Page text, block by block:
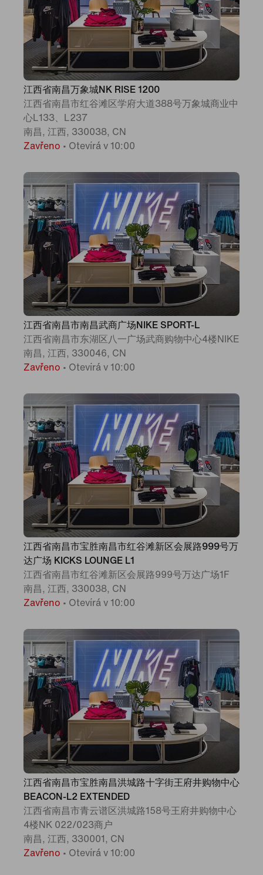
江西省南昌万象城NK RISE 1200
江西省南昌市红谷滩区学府大道388号万象城商业中
心L133、L237
南昌, 江西, 330038, CN
Zavřeno • Otevírá v 10:00
江西省南昌市南昌武商广场NIKE SPORT-L
江西省南昌市东湖区八一广场武商购物中心4楼NIKE
南昌, 江西, 330046, CN
Zavřeno • Otevírá v 10:00
江西省南昌市宝胜南昌市红谷滩新区会展路999号万
达广场 KICKS LOUNGE L1
江西省南昌市红谷滩新区会展路999号万达广场1F
南昌, 江西, 330038, CN
Zavřeno • Otevírá v 10:00
江西省南昌市宝胜南昌洪城路十字街王府井购物中心
BEACON-L2 EXTENDED
江西省南昌市青云谱区洪城路158号王府井购物中心
4楼NK 022/023商户
南昌, 江西, 330001, CN
Zavřeno • Otevírá v 10:00